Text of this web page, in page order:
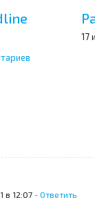
17
в 12:07 - Ответить